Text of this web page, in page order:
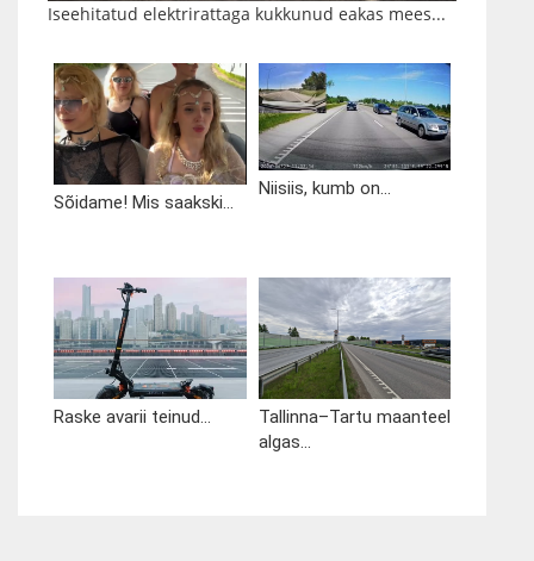
Iseehitatud elektrirattaga kukkunud eakas mees...
Sõidame! Mis saakski...
Niisiis, kumb on...
Raske avarii teinud...
Tallinna–Tartu maanteel
algas...